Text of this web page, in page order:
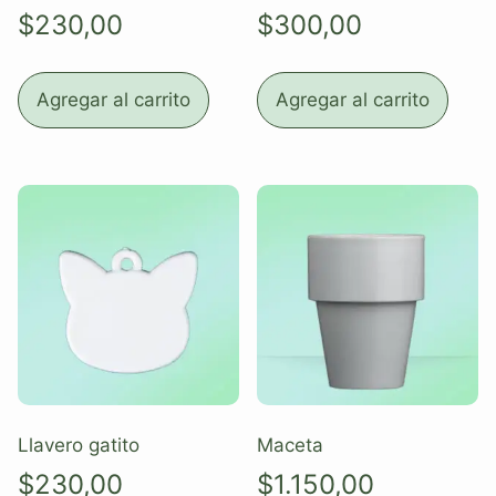
$230,00
Agregar al carrito
$300,00
Agregar al carrito
Llavero gatito
$230,00
Maceta
$1.150,00